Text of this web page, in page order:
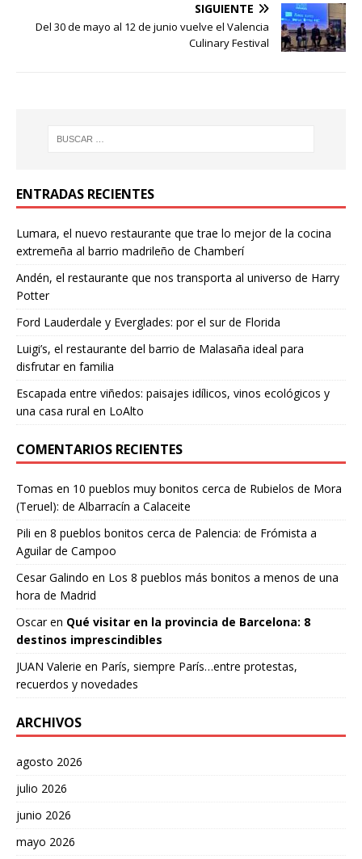
SIGUIENTE
Del 30 de mayo al 12 de junio vuelve el Valencia
Culinary Festival
ENTRADAS RECIENTES
Lumara, el nuevo restaurante que trae lo mejor de la cocina
extremeña al barrio madrileño de Chamberí
Andén, el restaurante que nos transporta al universo de Harry
Potter
Ford Lauderdale y Everglades: por el sur de Florida
Luigi’s, el restaurante del barrio de Malasaña ideal para
disfrutar en familia
Escapada entre viñedos: paisajes idílicos, vinos ecológicos y
una casa rural en LoAlto
COMENTARIOS RECIENTES
Tomas en 10 pueblos muy bonitos cerca de Rubielos de Mora
(Teruel): de Albarracín a Calaceite
Pili en 8 pueblos bonitos cerca de Palencia: de Frómista a
Aguilar de Campoo
Cesar Galindo en Los 8 pueblos más bonitos a menos de una
hora de Madrid
Oscaren Qué visitar en la provincia de Barcelona: 8
destinos imprescindibles
JUAN Valerie en París, siempre París…entre protestas,
recuerdos y novedades
ARCHIVOS
agosto 2026
julio 2026
junio 2026
mayo 2026